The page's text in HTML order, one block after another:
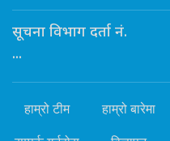
सूचना विभाग दर्ता नं.
...
हाम्रो टीम हाम्रो बारेमा